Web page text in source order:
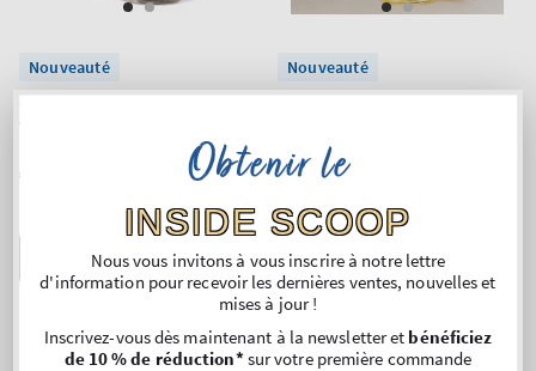
Nouveauté
Wallflowers Fragrance Plug
Prix
€15,90
AU PANIER
Nouveauté
Prix
€21,90
AU PANIER
Obtenir le
INSIDE SCOOP
Nous vous invitons à vous inscrire à notre lettre
d'information pour recevoir les dernières ventes, nouvelles et
mises à jour !
Inscrivez-vous dès maintenant à la newsletter et bénéficiez
de 10 % de réduction*sur votre première commande